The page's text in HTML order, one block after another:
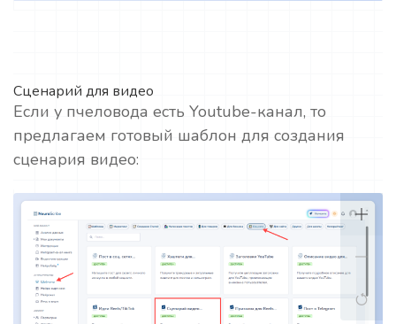
Сценарий для видео
Если у пчеловода есть Youtube-канал, то
предлагаем готовый шаблон для создания
сценария видео: